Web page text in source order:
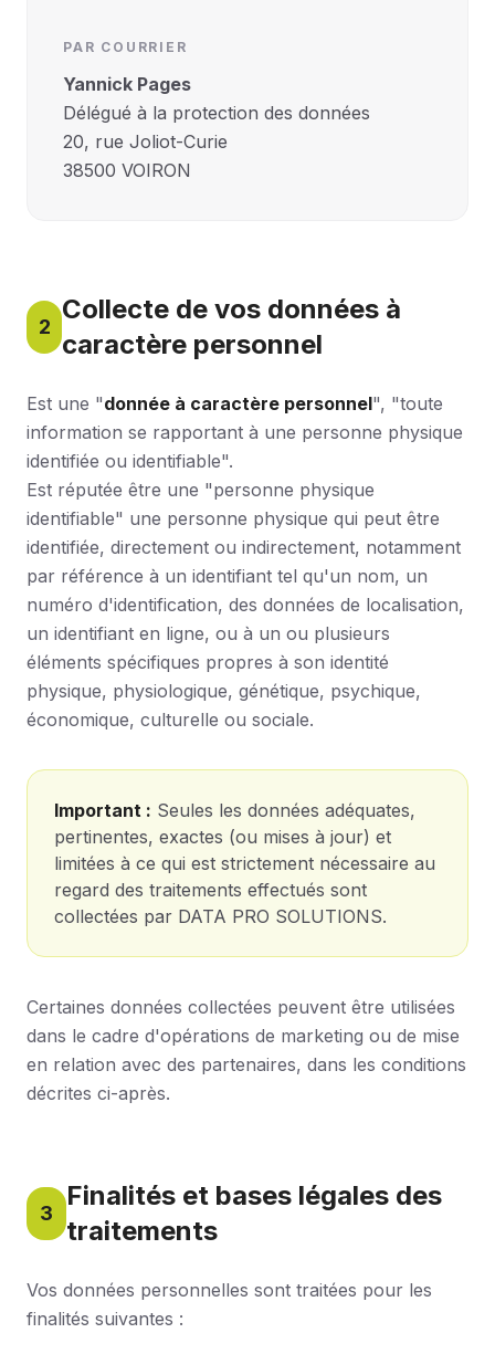
PAR COURRIER
Yannick Pages
Délégué à la protection des données
20, rue Joliot-Curie
38500 VOIRON
2
Collecte de vos données à
caractère personnel
Est une "donnée à caractère personnel", "toute
information se rapportant à une personne physique
identifiée ou identifiable".
Est réputée être une "personne physique
identifiable" une personne physique qui peut être
identifiée, directement ou indirectement, notamment
par référence à un identifiant tel qu'un nom, un
numéro d'identification, des données de localisation,
un identifiant en ligne, ou à un ou plusieurs
éléments spécifiques propres à son identité
physique, physiologique, génétique, psychique,
économique, culturelle ou sociale.
Important : Seules les données adéquates,
pertinentes, exactes (ou mises à jour) et
limitées à ce qui est strictement nécessaire au
regard des traitements effectués sont
collectées par DATA PRO SOLUTIONS.
Certaines données collectées peuvent être utilisées
dans le cadre d'opérations de marketing ou de mise
en relation avec des partenaires, dans les conditions
décrites ci-après.
3
Finalités et bases légales des
traitements
Vos données personnelles sont traitées pour les
finalités suivantes :